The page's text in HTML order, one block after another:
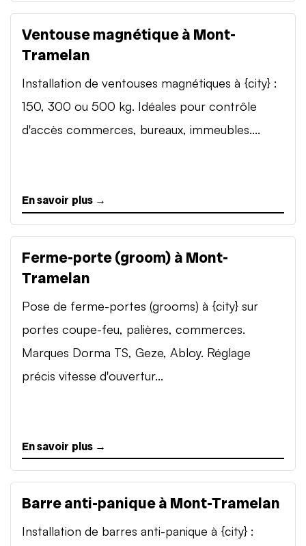
Ventouse magnétique à Mont-
Tramelan
Installation de ventouses magnétiques à {city} :
150, 300 ou 500 kg. Idéales pour contrôle
d'accès commerces, bureaux, immeubles....
En savoir plus →
Ferme-porte (groom) à Mont-
Tramelan
Pose de ferme-portes (grooms) à {city} sur
portes coupe-feu, palières, commerces.
Marques Dorma TS, Geze, Abloy. Réglage
précis vitesse d'ouvertur...
En savoir plus →
Barre anti-panique à Mont-Tramelan
Installation de barres anti-panique à {city} :